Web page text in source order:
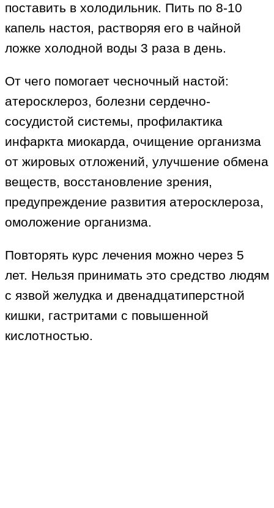
поставить в холодильник. Пить по 8-10
капель настоя, растворяя его в чайной
ложке холодной воды 3 раза в день.
От чего помогает чесночный настой:
атеросклероз, болезни сердечно-
сосудистой системы, профилактика
инфаркта миокарда, очищение организма
от жировых отложений, улучшение обмена
веществ, восстановление зрения,
предупреждение развития атеросклероза,
омоложение организма.
Повторять курс лечения можно через 5
лет. Нельзя принимать это средство людям
с язвой желудка и двенадцатиперстной
кишки, гастритами с повышенной
кислотностью.